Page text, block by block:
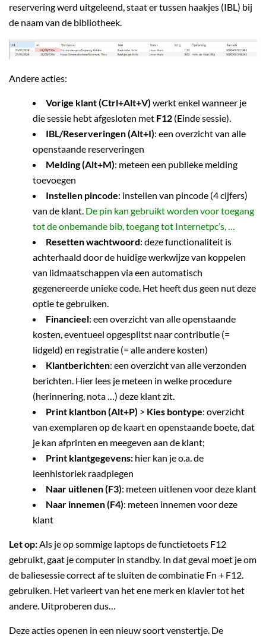
reservering werd uitgeleend, staat er tussen haakjes (IBL) bij
de naam van de bibliotheek.
Andere acties:
Vorige klant (Ctrl+Alt+V) werkt enkel wanneer je
die sessie hebt afgesloten met F12 (Einde sessie).
IBL/Reserveringen (Alt+I): een overzicht van alle
openstaande reserveringen
Melding (Alt+M): meteen een publieke melding
toevoegen
Instellen pincode: instellen van pincode (4 cijfers)
van de klant. De pin kan gebruikt worden voor toegang
tot de onbemande bib, toegang tot Internetpc’s, …
Resetten wachtwoord: deze functionaliteit is
achterhaald door de huidige werkwijze van koppelen
van lidmaatschappen via een automatisch
gegenereerde unieke code. Het heeft dus geen nut deze
optie te gebruiken.
Financieel: een overzicht van alle openstaande
kosten, eventueel opgesplitst naar contributie (=
lidgeld) en registratie (= alle andere kosten)
Klantberichten: een overzicht van alle verzonden
berichten. Hier lees je meteen in welke procedure
(herinnering, nota …) deze klant zit.
Print klantbon (Alt+P) > Kies bontype: overzicht
van exemplaren op de kaart en openstaande boete, dat
je kan afprinten en meegeven aan de klant;
Print klantgegevens: hier kan je o.a. de
leenhistoriek raadplegen
Naar uitlenen (F3): meteen uitlenen voor deze klant
Naar innemen (F4): meteen innemen voor deze
klant
Let op:Als je op sommige laptops de functietoets F12
gebruikt, gaat je computer in standby. In dat geval moet je om
de baliesessie correct af te sluiten de combinatie Fn + F12.
gebruiken. Het varieert van het ene merk en klavier tot het
andere. Uitproberen dus…
Deze acties openen in een nieuw soort venstertje. De